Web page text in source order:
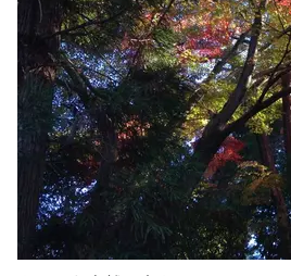
キレイな自然の木々